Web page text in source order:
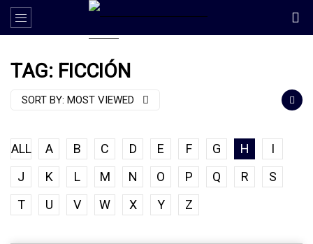
TAG: FICCIÓN
SORT BY: MOST VIEWED
ALL A B C D E F G H
I
J
K L M N O P Q R
S
T
U V W X Y Z